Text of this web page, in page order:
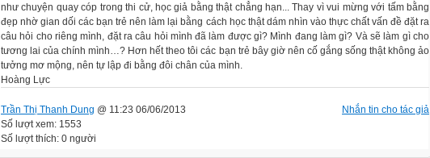
như chuyện quay cóp trong thi cử, học giả bằng thật chẳng hạn... Thay vì vui mừng với tấm bằng
đẹp nhờ gian dối các bạn trẻ nên làm lại bằng cách học thật dám nhìn vào thực chất vấn đề đặt ra
câu hỏi cho riêng mình, đặt ra câu hỏi mình đã làm được gì? Mình đang làm gì? Và sẽ làm gì cho
tương lai của chính mình…? Hơn hết theo tôi các bạn trẻ bây giờ nên cố gắng sống thật không ảo
tưởng mơ mộng, nên tự lập đi bằng đôi chân của mình.
Hoàng Lực
Nhắn tin cho tác giả
Trần Thị Thanh Dung @ 11:23 06/06/2013
Số lượt xem: 1553
Số lượt thích: 0 người